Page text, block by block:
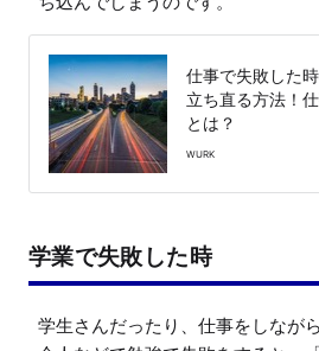
仕事で失敗した
立ち直る方法！
とは？
WURK
学業で失敗した時
学生さんだったり、仕事をしなが